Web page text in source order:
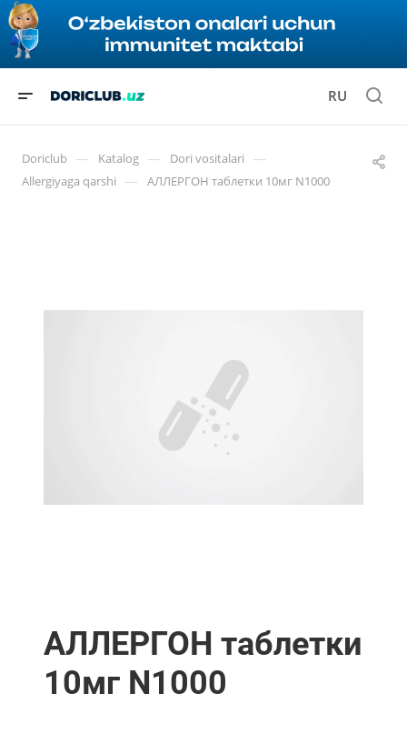
RU
Doriclub — Katalog — Dori vositalari —
Allergiyaga qarshi — АЛЛЕРГОН таблетки 10мг N1000
АЛЛЕРГОН таблетки
10мг N1000